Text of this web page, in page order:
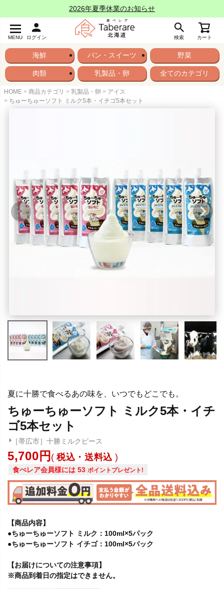
2026年夏季休業のお知らせ
MENU ログイン 検索 カート
海鮮 パン・スイーツ 野菜
肉類 乳製品・卵 全てのカテゴリ
HOME 商品カテゴリ 乳製品・卵
アイス
ちゅーちゅーソフト ミルク5本・イチゴ5本セット
夏に十勝で食べるあの味を、いつでもどこでも。
ちゅーちゅーソフト ミルク5本・イチ
ゴ5本セット
［帯広市］十勝ミルクピース
5,700 税込・送料込
食べレア会員様には 53 ポイントプレゼント!
【商品内容】
●ちゅーちゅーソフト ミルク：100ml×5パック
●ちゅーちゅーソフト イチゴ：100ml×5パック
【お届けについての注意事項】
※商品到着日の指定はできません。